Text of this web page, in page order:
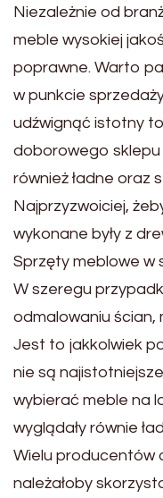
Niezależnie od
meble wysokiej
poprawne. Warto
w punkcie
udźwignąć istotny
doborowego sklepu
również ładne oraz
Najprzyzwoiciej,
wykonane były z
Sprzęty meblowe w
W szeregu
odmalowaniu ścian,
Jest to jakkolwiek
nie są
wybierać meble na
wyglądały równie
Wielu producentów
należałoby